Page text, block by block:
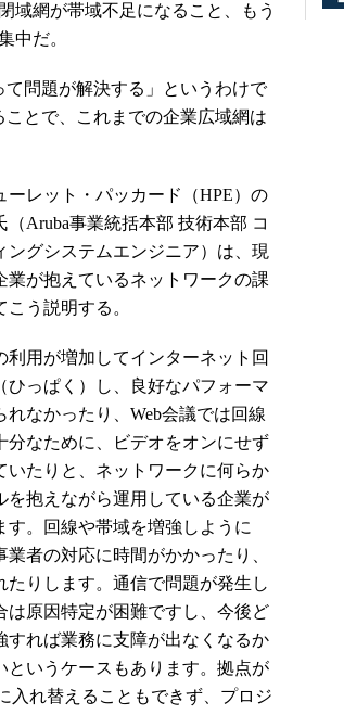
域網が帯域不足になること、もう
中だ。
問題が解決する」というわけで
とで、これまでの企業広域網は
レット・パッカード（HPE）の
（Aruba事業統括本部 技術本部 コ
ングシステムエンジニア）は、現
業が抱えているネットワークの課
こう説明する。
利用が増加してインターネット回
ひっぱく）し、良好なパフォーマ
れなかったり、Web会議では回線
分なために、ビデオをオンにせず
いたりと、ネットワークに何らか
を抱えながら運用している企業が
す。回線や帯域を増強しように
業者の対応に時間がかかったり、
たりします。通信で問題が発生し
は原因特定が困難ですし、今後ど
すれば業務に支障が出なくなるか
というケースもあります。拠点が
入れ替えることもできず、プロジ